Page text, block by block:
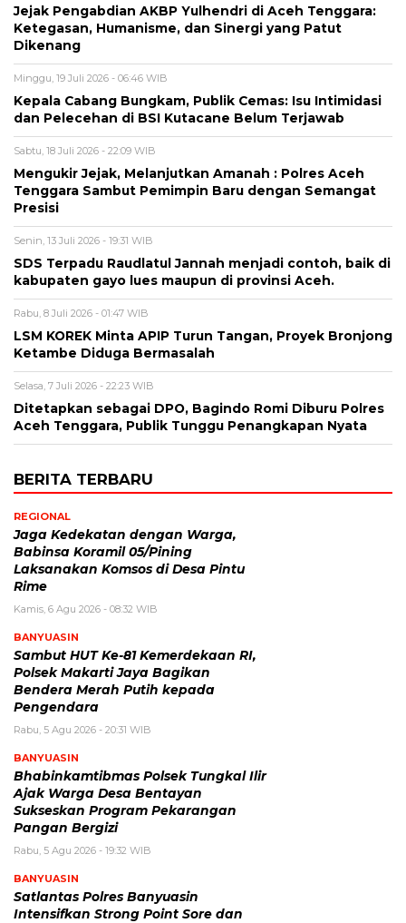
Jejak Pengabdian AKBP Yulhendri di Aceh Tenggara:
Ketegasan, Humanisme, dan Sinergi yang Patut
Dikenang
Minggu, 19 Juli 2026 - 06:46 WIB
Kepala Cabang Bungkam, Publik Cemas: Isu Intimidasi
dan Pelecehan di BSI Kutacane Belum Terjawab
Sabtu, 18 Juli 2026 - 22:09 WIB
Mengukir Jejak, Melanjutkan Amanah : Polres Aceh
Tenggara Sambut Pemimpin Baru dengan Semangat
Presisi
Senin, 13 Juli 2026 - 19:31 WIB
SDS Terpadu Raudlatul Jannah menjadi contoh, baik di
kabupaten gayo lues maupun di provinsi Aceh.
Rabu, 8 Juli 2026 - 01:47 WIB
LSM KOREK Minta APIP Turun Tangan, Proyek Bronjong
Ketambe Diduga Bermasalah
Selasa, 7 Juli 2026 - 22:23 WIB
Ditetapkan sebagai DPO, Bagindo Romi Diburu Polres
Aceh Tenggara, Publik Tunggu Penangkapan Nyata
BERITA TERBARU
REGIONAL
Jaga Kedekatan dengan Warga,
Babinsa Koramil 05/Pining
Laksanakan Komsos di Desa Pintu
Rime
Kamis, 6 Agu 2026 - 08:32 WIB
BANYUASIN
Sambut HUT Ke-81 Kemerdekaan RI,
Polsek Makarti Jaya Bagikan
Bendera Merah Putih kepada
Pengendara
Rabu, 5 Agu 2026 - 20:31 WIB
BANYUASIN
Bhabinkamtibmas Polsek Tungkal Ilir
Ajak Warga Desa Bentayan
Sukseskan Program Pekarangan
Pangan Bergizi
Rabu, 5 Agu 2026 - 19:32 WIB
BANYUASIN
Satlantas Polres Banyuasin
Intensifkan Strong Point Sore dan